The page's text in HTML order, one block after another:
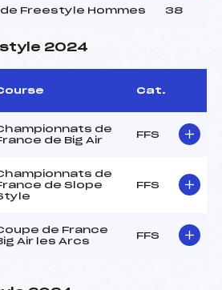
Freestyle Hommes 38
2024
Cat.
de
de Big Air
FFS
de
de Slope
FFS
de France
Air les Arcs
FFS